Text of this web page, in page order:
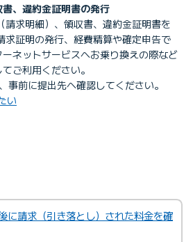
書、違約金証明書の発行
請求明細）、領収書、違約金証明書を
求証明の発行、経費精算や確定申告で
ネットサービスへお乗り換えの際など
ご利用ください。
事前に提出先へ確認してください。
い
請求（引き落とし）された料金を確